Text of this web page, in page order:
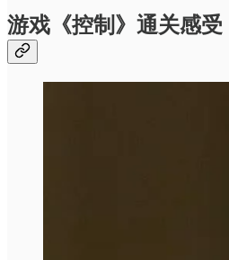
游戏《控制》通关感